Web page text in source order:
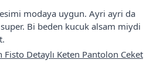
modaya uygun. Ayri ayri da
Bi beden kucuk alsam miydi
Fisto Detaylı Keten Pantolon Ceket